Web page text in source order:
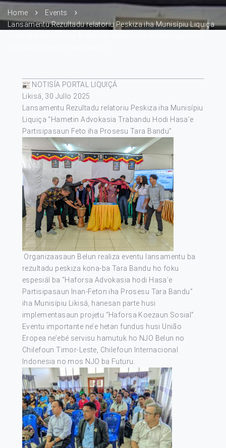
Home
Events
Lansamentu Rezultadu relatoriu Peskiza iha Munisípiu Liquiça
NOTISÍA PORTAL LIQUIÇÁ
Likisá, 30 Jullo 2025
Lansamentu Rezultadu relatoriu Peskiza iha Munisípiu
Liquiça “Hametin Advokasia Trabandu Hodi Hasa’e
Partisipasaun Feto iha Prosesu Tara Bandu”.
Organizaasaun Belun realiza eventu lansamentu ba
rezultadu peskiza kona-ba Tara Bandu ho foku
espesiál ba “Haforsa Advokasia hodi Hasa’e
Partisipasaun Inan-Feton iha Prosesu Tara Bandu”
iha Munisípiu Likisá, hanesan parte husi
implementasaun projetu “Haforsa Koezaun Sosial”.
Eventu importante ne’e hetan fundus husi União
Eropea ne’ebé servisu hamutuk ho NJO Belun no
Chilefoun Timor-Leste, Chilefoun Internacional
Indonesia no mos NJO ba Futuru.